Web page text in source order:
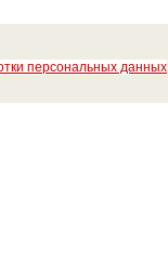
персональных данных